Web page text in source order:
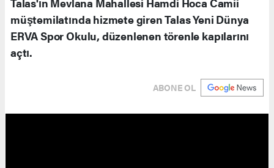
müştemilatında hizmete giren Talas Yeni Dünya
ERVA Spor Okulu, düzenlenen törenle kapılarını
açtı.
ABONE OL